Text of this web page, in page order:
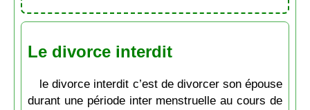
Le divorce interdit
le divorce interdit c’est de divorcer son épouse
durant une période inter menstruelle au cours de